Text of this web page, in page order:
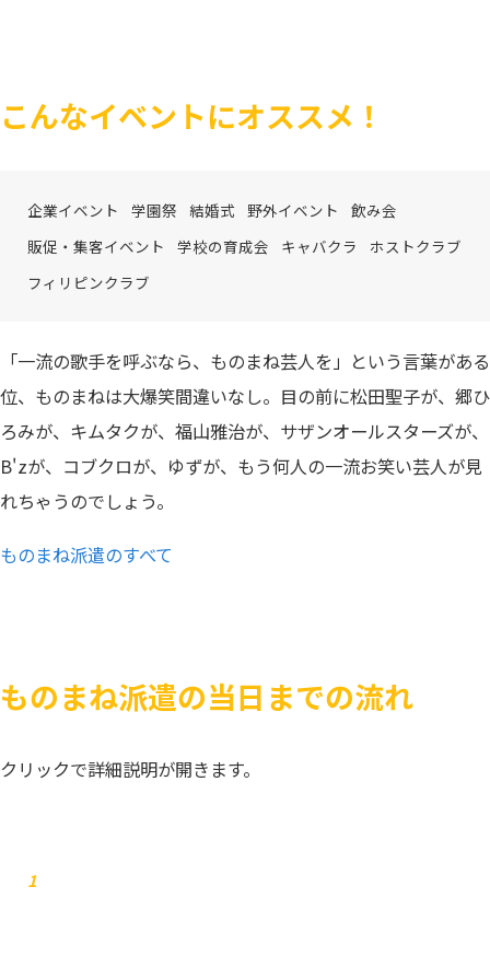
こんなイベントにオススメ！
企業イベント 学園祭 結婚式 野外イベント
飲み会
販促・集客イベント
学校の育成会 キャバクラ
ホストクラブ
フィリピンクラブ
「一流の歌手を呼ぶなら、ものまね芸人を」という言葉がある
位、ものまねは大爆笑間違いなし。目の前に松田聖子が、郷ひ
ろみが、キムタクが、福山雅治が、サザンオールスターズが、
B'zが、コブクロが、ゆずが、もう何人の一流お笑い芸人が見
れちゃうのでしょう。
ものまね派遣のすべて
ものまね派遣の当日までの流れ
クリックで詳細説明が開きます。
1